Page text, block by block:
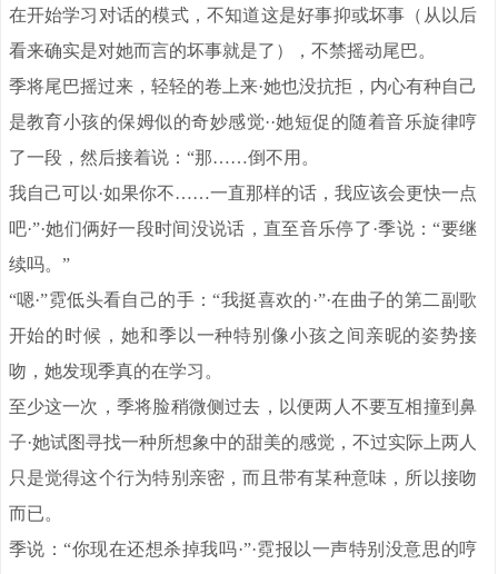
在开始学习对话的模式，不知道这是好事抑或坏事（从以后
看来确实是对她而言的坏事就是了），不禁摇动尾巴。
季将尾巴摇过来，轻轻的卷上来·她也没抗拒，内心有种自己
是教育小孩的保姆似的奇妙感觉··她短促的随着音乐旋律哼
了一段，然后接着说：“那……倒不用。
我自己可以·如果你不……一直那样的话，我应该会更快一点
吧·”·她们俩好一段时间没说话，直至音乐停了·季说：“要继
续吗。”
“嗯·”霓低头看自己的手：“我挺喜欢的·”·在曲子的第二副歌
开始的时候，她和季以一种特别像小孩之间亲昵的姿势接
吻，她发现季真的在学习。
至少这一次，季将脸稍微侧过去，以便两人不要互相撞到鼻
子·她试图寻找一种所想象中的甜美的感觉，不过实际上两人
只是觉得这个行为特别亲密，而且带有某种意味，所以接吻
而已。
季说：“你现在还想杀掉我吗·”·霓报以一声特别没意思的哼